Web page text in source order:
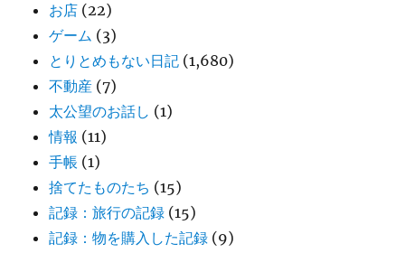
お店 (22)
ゲーム (3)
とりとめもない日記 (1,680)
不動産 (7)
太公望のお話し (1)
情報 (11)
手帳 (1)
捨てたものたち (15)
記録：旅行の記録 (15)
記録：物を購入した記録 (9)